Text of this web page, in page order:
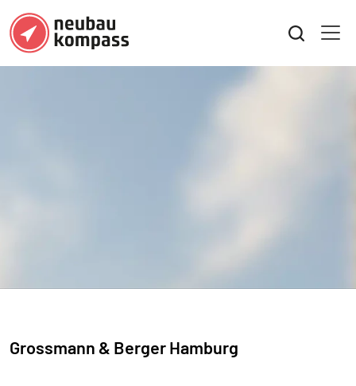
Grossmann & Berger Hamburg